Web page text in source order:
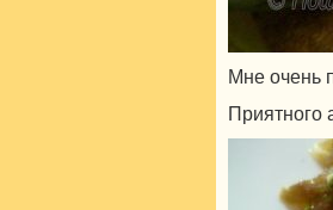
Мне очень
Приятного